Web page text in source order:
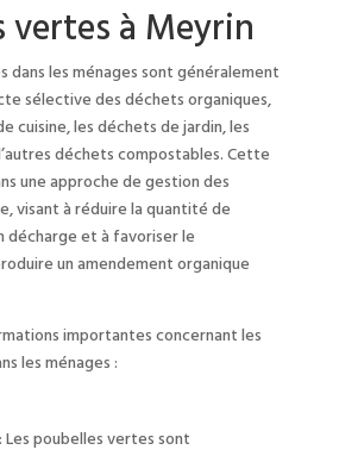
vertes à Meyrin
dans les ménages sont généralement
sélective des déchets organiques,
cuisine, les déchets de jardin, les
déchets compostables. Cette
une approche de gestion des
visant à réduire la quantité de
décharge et à favoriser le
un amendement organique
importantes concernant les
les ménages :
poubelles vertes sont